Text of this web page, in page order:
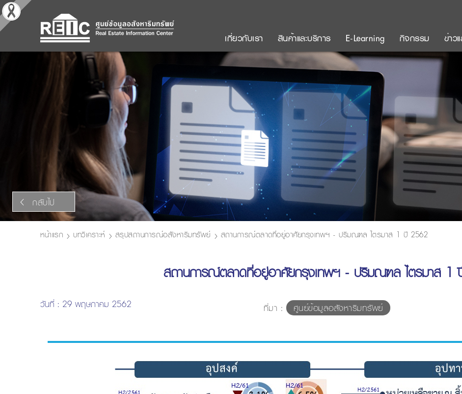
เกี่ยวกับเรา สินค้าและบริการ E-Learning กิจกรรม ข่าว
กลับไป
หน้าแรก บทวิเคราะห์ สรุปสถานการณ์อสังหาริมทรัพย์ สถานการณ์ตลาดที่อยู่อาศัยกรุงเทพฯ - ปริมณฑล ไตรมาส 1 ปี 2562
สถานการณ์ตลาดที่อยู่อาศัยกรุงเทพฯ - ปริมณฑล ไตรมาส 1
วันที่ : 29 พฤษภาคม 2562 ที่มา : ศูนย์ข้อมูลอสังหาริมทรัพย์